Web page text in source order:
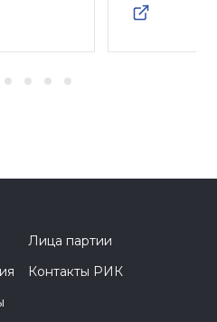
Лица партии
Контакты РИК